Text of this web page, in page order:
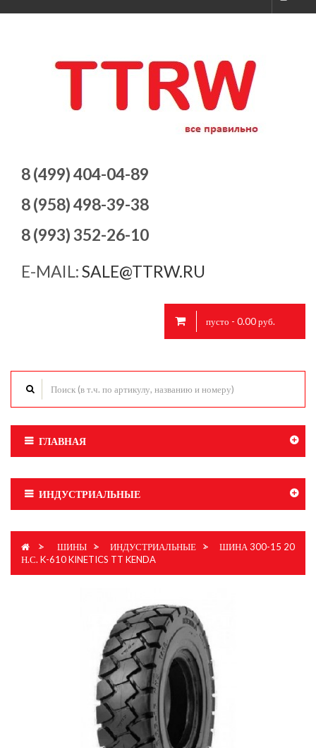
8 (499) 404-04-89
8 (958) 498-39-38
8 (993) 352-26-10
E-MAIL:SALE@TTRW.RU
пусто - 0.00 руб.
ГЛАВНАЯ
ИНДУСТРИАЛЬНЫЕ
> ШИНЫ > ИНДУСТРИАЛЬНЫЕ >
ШИНА 300-15 20
Н.С. K-610 KINETICS TT KENDA